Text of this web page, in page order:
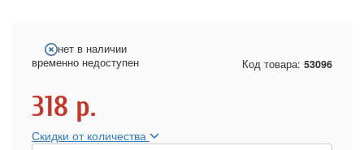
нет в наличии
временно недоступен
Код товара: 53096
318 р.
Скидки от количества